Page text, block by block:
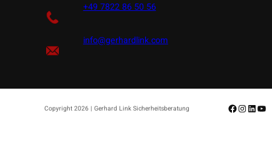
+49 7822 86 50 56
info@gerhardlink.com
Copyright 2026 | Gerhard Link Sicherheitsberatung Facebook